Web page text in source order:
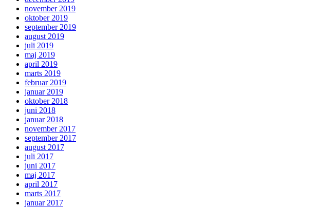
november 2019
oktober 2019
september 2019
august 2019
juli 2019
maj 2019
april 2019
marts 2019
februar 2019
januar 2019
oktober 2018
juni 2018
januar 2018
november 2017
september 2017
august 2017
juli 2017
juni 2017
maj 2017
april 2017
marts 2017
januar 2017